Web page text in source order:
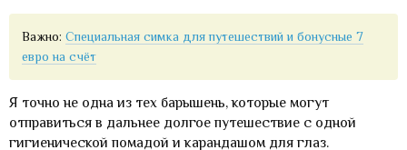
Важно:Специальная симка для путешествий и бонусные 7
евро на счёт
Я точно не одна из тех барышень, которые могут
отправиться в дальнее долгое путешествие с одной
гигиенической помадой и карандашом для глаз.